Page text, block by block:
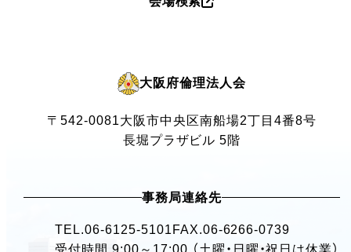
大阪府倫理法人会
〒542-0081大阪市中央区南船場2丁目4番8号
長堀プラザビル 5階
事務局連絡先
TEL.06-6125-5101 FAX.06-6266-0739
受付時間 9:00～17:00 （土曜・日曜・祝日は休業）